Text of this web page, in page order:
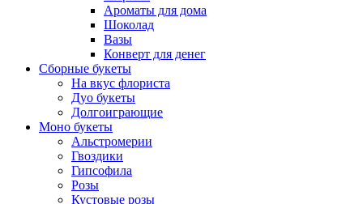
Ароматы для дома
Шоколад
Вазы
Конверт для денег
Сборные букеты
На вкус флориста
Дуо букеты
Долгоиграющие
Моно букеты
Альстромерии
Гвоздики
Гипсофила
Розы
Кустовые розы